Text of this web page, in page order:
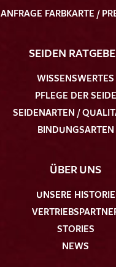
ANFRAGE FARBKARTE /
SEIDEN
WISSENSWERTES
PFLEGE DER SEIDE
SEIDENARTEN /
BINDUNGSARTEN
ÜBER UNS
UNSERE HISTORIE
STORIES
NEWS